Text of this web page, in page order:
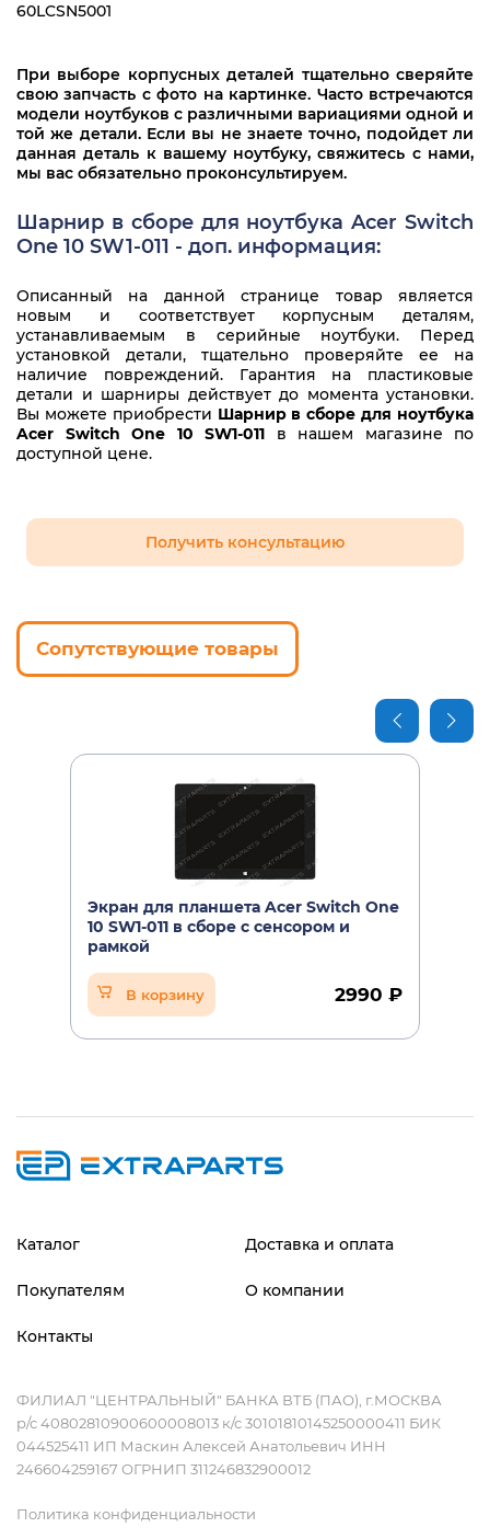
60LCSN5001
При выборе корпусных деталей тщательно сверяйте
свою запчасть с фото на картинке. Часто встречаются
модели ноутбуков с различными вариациями одной и
той же детали. Если вы не знаете точно, подойдет ли
данная деталь к вашему ноутбуку, свяжитесь с нами,
мы вас обязательно проконсультируем.
Шарнир в сборе для ноутбука Acer Switch
One 10 SW1-011 - доп. информация:
Описанный на данной странице товар является
новым и соответствует корпусным деталям,
устанавливаемым в серийные ноутбуки. Перед
установкой детали, тщательно проверяйте ее на
наличие повреждений. Гарантия на пластиковые
детали и шарниры действует до момента установки.
Вы можете приобрести Шарнир в сборе для ноутбука
Acer Switch One 10 SW1-011 в нашем магазине по
доступной цене.
Получить консультацию
Сопутствующие товары
Экран для планшета Acer Switch One
10 SW1-011 в сборе с сенсором и
рамкой
В корзину 2990 ₽
Каталог Доставка и оплата
Покупателям О компании
Контакты
ФИЛИАЛ "ЦЕНТРАЛЬНЫЙ" БАНКА ВТБ (ПАО), г.МОСКВА
р/с 40802810900600008013 к/с 30101810145250000411 БИК
044525411 ИП Маскин Алексей Анатольевич ИНН
246604259167 ОГРНИП 311246832900012
Политика конфиденциальности